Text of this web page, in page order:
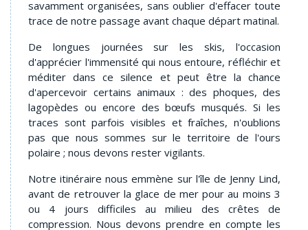
savamment organisées, sans oublier d'effacer toute
trace de notre passage avant chaque départ matinal.
De longues journées sur les skis, l'occasion
d'apprécier l'immensité qui nous entoure, réfléchir et
méditer dans ce silence et peut être la chance
d'apercevoir certains animaux : des phoques, des
lagopèdes ou encore des bœufs musqués. Si les
traces sont parfois visibles et fraîches, n'oublions
pas que nous sommes sur le territoire de l'ours
polaire ; nous devons rester vigilants.
Notre itinéraire nous emmène sur l'île de Jenny Lind,
avant de retrouver la glace de mer pour au moins 3
ou 4 jours difficiles au milieu des crêtes de
compression. Nous devons prendre en compte les